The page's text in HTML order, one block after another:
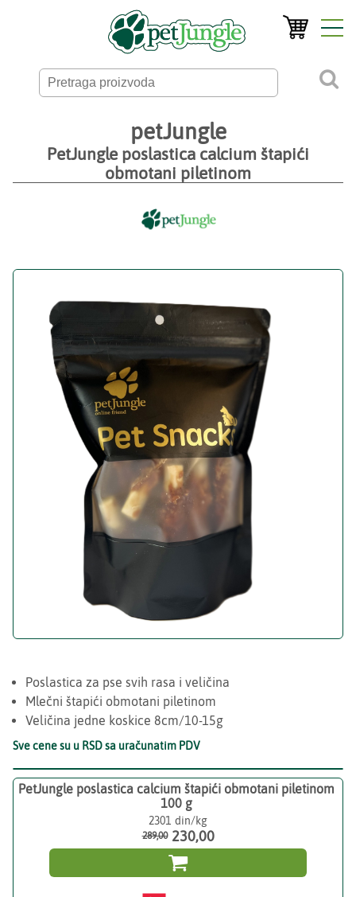
petJungle
PetJungle poslastica calcium štapići
obmotani piletinom
Poslastica za pse svih rasa i veličina
Mlečni štapići obmotani piletinom
Veličina jedne koskice 8cm/10-15g
Sve cene su u RSD sa uračunatim PDV
PetJungle poslastica calcium štapići obmotani piletinom
100 g
2301
289,00 230,00
